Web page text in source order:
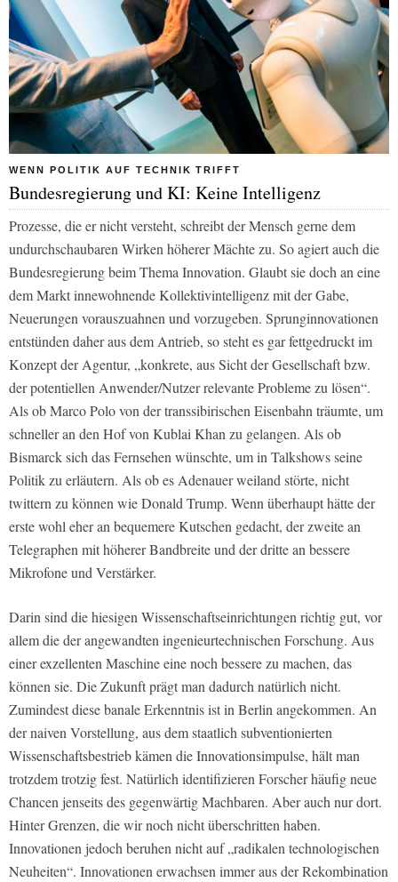
WENN POLITIK AUF TECHNIK TRIFFT
Bundesregierung und KI: Keine Intelligenz
Prozesse, die er nicht versteht, schreibt der Mensch gerne dem
undurchschaubaren Wirken höherer Mächte zu. So agiert auch die
Bundesregierung beim Thema Innovation. Glaubt sie doch an eine
dem Markt innewohnende Kollektivintelligenz mit der Gabe,
Neuerungen vorauszuahnen und vorzugeben. Sprunginnovationen
entstünden daher aus dem Antrieb, so steht es gar fettgedruckt im
Konzept der Agentur, „konkrete, aus Sicht der Gesellschaft bzw.
der potentiellen Anwender/Nutzer relevante Probleme zu lösen“.
Als ob Marco Polo von der transsibirischen Eisenbahn träumte, um
schneller an den Hof von Kublai Khan zu gelangen. Als ob
Bismarck sich das Fernsehen wünschte, um in Talkshows seine
Politik zu erläutern. Als ob es Adenauer weiland störte, nicht
twittern zu können wie Donald Trump. Wenn überhaupt hätte der
erste wohl eher an bequemere Kutschen gedacht, der zweite an
Telegraphen mit höherer Bandbreite und der dritte an bessere
Mikrofone und Verstärker.
Darin sind die hiesigen Wissenschaftseinrichtungen richtig gut, vor
allem die der angewandten ingenieurtechnischen Forschung. Aus
einer exzellenten Maschine eine noch bessere zu machen, das
können sie. Die Zukunft prägt man dadurch natürlich nicht.
Zumindest diese banale Erkenntnis ist in Berlin angekommen. An
der naiven Vorstellung, aus dem staatlich subventionierten
Wissenschaftsbestrieb kämen die Innovationsimpulse, hält man
trotzdem trotzig fest. Natürlich identifizieren Forscher häufig neue
Chancen jenseits des gegenwärtig Machbaren. Aber auch nur dort.
Hinter Grenzen, die wir noch nicht überschritten haben.
Innovationen jedoch beruhen nicht auf „radikalen technologischen
Neuheiten“. Innovationen erwachsen immer aus der Rekombination